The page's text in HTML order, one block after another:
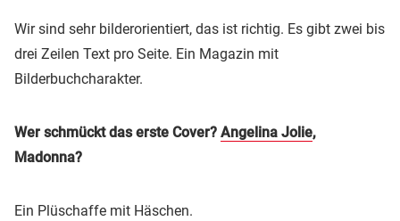
Wir sind sehr bilderorientiert, das ist richtig. Es gibt zwei bis
drei Zeilen Text pro Seite. Ein Magazin mit
Bilderbuchcharakter.
Wer schmückt das erste Cover? Angelina Jolie,
Madonna?
Ein Plüschaffe mit Häschen.